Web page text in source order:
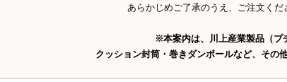
あらかじめご了承のうえ、ご注文くだ
※本案内は、川上産業製品（プ
クッション封筒・巻きダンボールなど、その